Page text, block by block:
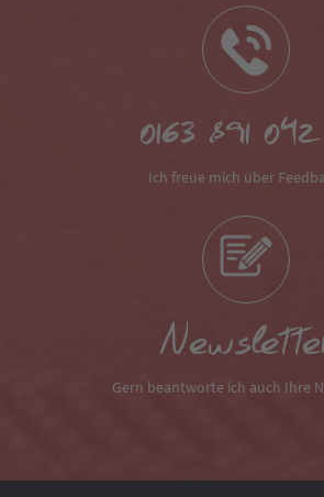
0163 891
Ich freue mich über
Gern beantworte ich auch Ihre